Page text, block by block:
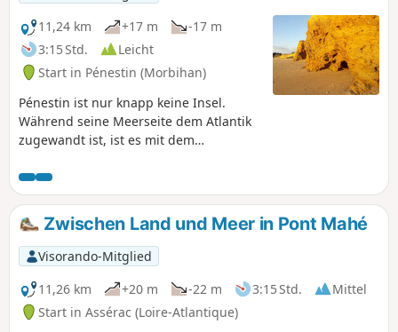
11,24 km
+17 m
-17 m
3:15 Std.
Leicht
Start in Pénestin (Morbihan)
Pénestin ist nur knapp keine Insel.
Während seine Meerseite dem Atlantik
zugewandt ist, ist es mit dem
Landstreifen verbunden, der zwischen
zwei Sümpfen eingeklemmt ist. Die
vorgeschlagene Route führt durch den
südlichen Teil des Gebiets, das früher
Larmor hieß, zwischen den Sümpfen
von Pont Mahé und den Klippen von
Lanchale und Bile.
Zwischen Land und Meer in Pont Mahé
Visorando-Mitglied
11,26 km
+20 m -22 m 3:15 Std.
Mittel
Start in Assérac (Loire-Atlantique)